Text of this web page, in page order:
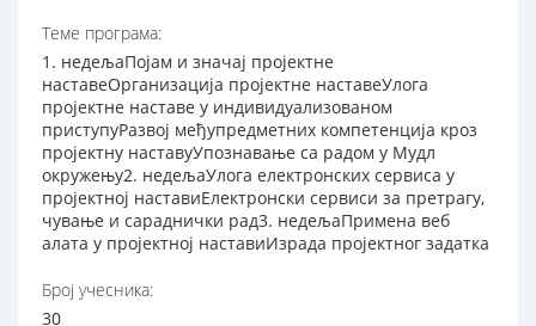
Теме програма:
1. недељаПојам и значај пројектне
наставеОрганизација пројектне наставеУлога
пројектне наставе у индивидуализованом
приступуРазвој међупредметних компетенција кроз
пројектну наставуУпознавање са радом у Мудл
окружењу2. недељаУлога електронских сервиса у
пројектној наставиЕлектронски сервиси за претрагу,
чување и сараднички рад3. недељаПримена веб
алата у пројектној наставиИзрада пројектног задатка
Број учесника:
30